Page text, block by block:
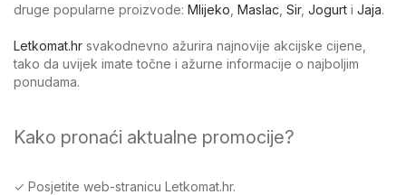
druge popularne proizvode: Mlijeko Maslac Sir, Jogurt i Jaja.
Letkomat.hr svakodnevno ažurira najnovije akcijske cijene,
tako da uvijek imate točne i ažurne informacije o najboljim
ponudama.
Kako pronaći aktualne promocije?
✓ Posjetite web-stranicu Letkomat.hr.